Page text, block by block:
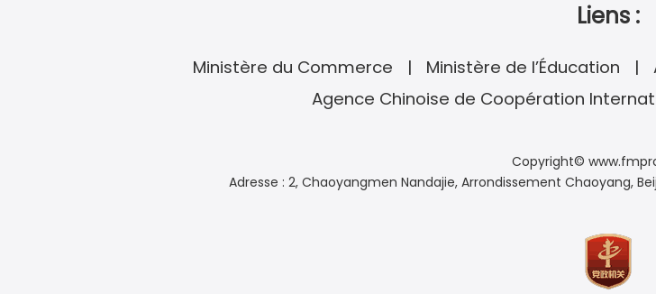
Liens :
Ministère du Commerce Ministère de l’Éducation
Agence Chinoise de Coopération
Copyright©
Adresse : 2, Chaoyangmen Nandajie, Arrondissement Chaoyang,